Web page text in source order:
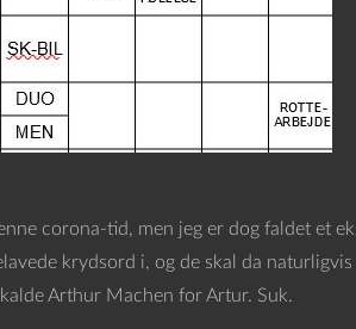
corona-tid, men jeg er dog faldet et
krydsord i, og de skal da
Arthur Machen for Artur. Suk.